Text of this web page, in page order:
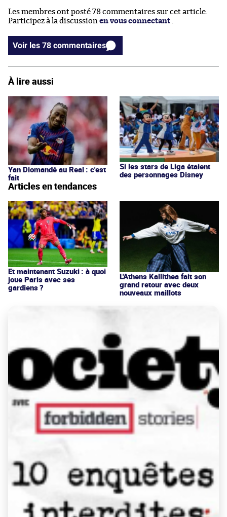
Les membres ont posté 78 commentaires sur cet article.
Participez à la discussion en vous connectant .
Voir les 78 commentaires
À lire aussi
Yan Diomandé au Real : c'est
fait
Si les stars de Liga étaient
des personnages Disney
Articles en tendances
Et maintenant Suzuki : à quoi
joue Paris avec ses
gardiens ?
L'Athens Kallithea fait son
grand retour avec deux
nouveaux maillots